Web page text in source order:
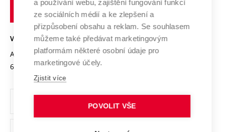
Open Science
Projekty
Projekty ze strukturálních fondů
Specifický výzkum
Mezinárodní dohody
Univerzitní sítě
Podnikavá univerzita / ContriBUTe
Bezpečná univerzita
Vyznamenání
Organizační struktura
Ochrana osobních údajů
technické
VYSOKÉ UČENÍ TECHNICKÉ V BRNĚ
Antonínská 548/1
602 00 Brno
www.vut.cz
vut@vutbr.cz
a používání webu, zajištění fungování funkcí
ze sociálních médií a ke zlepšení a
přizpůsobení obsahu a reklam. Se souhlasem
můžeme také předávat marketingovým
platformám některé osobní údaje pro
marketingové účely.
Zjistit více
POVOLIT VŠE